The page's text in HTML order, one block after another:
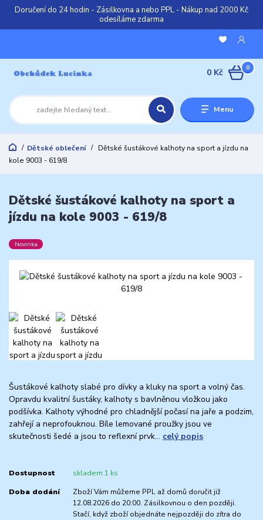
Doručení do 24 hodin - Zásilkovna a nebo PPL - Nákup nad 2000 Kč
odesíláme zdarma
Menu
0
0 Kč
Dětské oblečení
Dětské šustákové kalhoty na sport a jízdu na
kole 9003 - 619/8
Dětské šustákové kalhoty na sport a
jízdu na kole 9003 - 619/8
Novinka
Šustákové kalhoty slabé pro dívky a kluky na sport a volný čas.
Opravdu kvalitní šustáky, kalhoty s bavlněnou vložkou jako
podšívka. Kalhoty výhodné pro chladnější počasí na jaře a podzim,
zahřejí a neprofouknou. Bíle lemované proužky jsou ve
skutečnosti šedé a jsou to reflexní prvk... celý popis
Dostupnost skladem 1 ks
Doba dodání
Zboží Vám můžeme PPL až domů doručit již
12.08.2026 do 20:00. Zásilkovnou o den později.
Stačí, když zboží objednáte nejpozději do zítra do